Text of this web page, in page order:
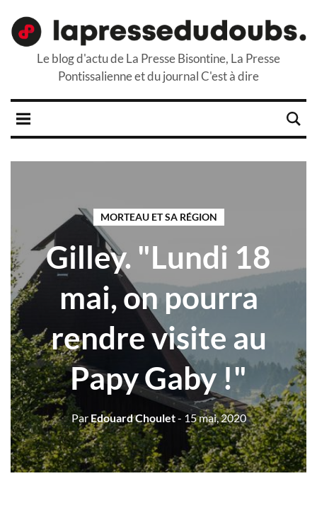
Le blog d'actu de La Presse Bisontine, La Presse
Pontissalienne et du journal C'est à dire
MORTEAU ET SA RÉGION
Gilley. "Lundi 18
mai, on pourra
rendre visite au
Papy Gaby !"
ParEdouard Choulet- 15 mai, 2020